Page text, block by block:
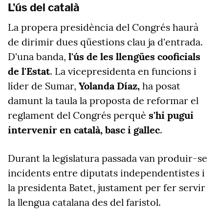
L'ús del català
La propera presidència del Congrés haurà
de dirimir dues qüestions clau ja d'entrada.
D'una banda, l'ús de les llengües cooficials
de l'Estat. La vicepresidenta en funcions i
líder de Sumar, Yolanda Díaz, ha posat
damunt la taula la proposta de reformar el
reglament del Congrés perquè s'hi pugui
intervenir en català, basc i gallec.
Durant la legislatura passada van produir-se
incidents entre diputats independentistes i
la presidenta Batet, justament per fer servir
la llengua catalana des del faristol.